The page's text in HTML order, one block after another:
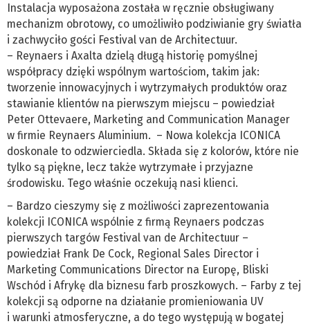
Instalacja wyposażona została w ręcznie obsługiwany
mechanizm obrotowy, co umożliwiło podziwianie gry światła
i zachwyciło gości Festival van de Architectuur.
– Reynaers i Axalta dzielą długą historię pomyślnej
współpracy dzięki wspólnym wartościom, takim jak:
tworzenie innowacyjnych i wytrzymałych produktów oraz
stawianie klientów na pierwszym miejscu – powiedział
Peter Ottevaere, Marketing and Communication Manager
w firmie Reynaers Aluminium. – Nowa kolekcja ICONICA
doskonale to odzwierciedla. Składa się z kolorów, które nie
tylko są piękne, lecz także wytrzymałe i przyjazne
środowisku. Tego właśnie oczekują nasi klienci.
– Bardzo cieszymy się z możliwości zaprezentowania
kolekcji ICONICA wspólnie z firmą Reynaers podczas
pierwszych targów Festival van de Architectuur –
powiedział Frank De Cock, Regional Sales Director i
Marketing Communications Director na Europę, Bliski
Wschód i Afrykę dla biznesu farb proszkowych. – Farby z tej
kolekcji są odporne na działanie promieniowania UV
i warunki atmosferyczne, a do tego występują w bogatej